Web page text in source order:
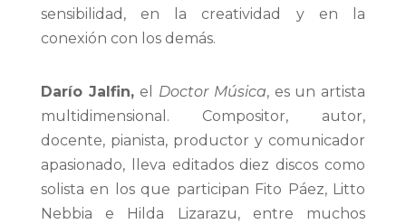
sensibilidad, en la creatividad y en la
conexión con los demás.
Darío Jalfin, el Doctor Música, es un artista
multidimensional. Compositor, autor,
docente, pianista, productor y comunicador
apasionado, lleva editados diez discos como
solista en los que participan Fito Páez, Litto
Nebbia e Hilda Lizarazu, entre muchos